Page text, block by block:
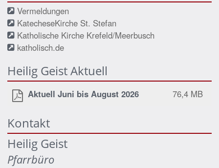
Vermeldungen
KatecheseKirche St. Stefan
Katholische Kirche Krefeld/Meerbusch
katholisch.de
Heilig Geist Aktuell
Aktuell Juni bis August 2026 76,4 MB
Kontakt
Heilig Geist
Pfarrbüro